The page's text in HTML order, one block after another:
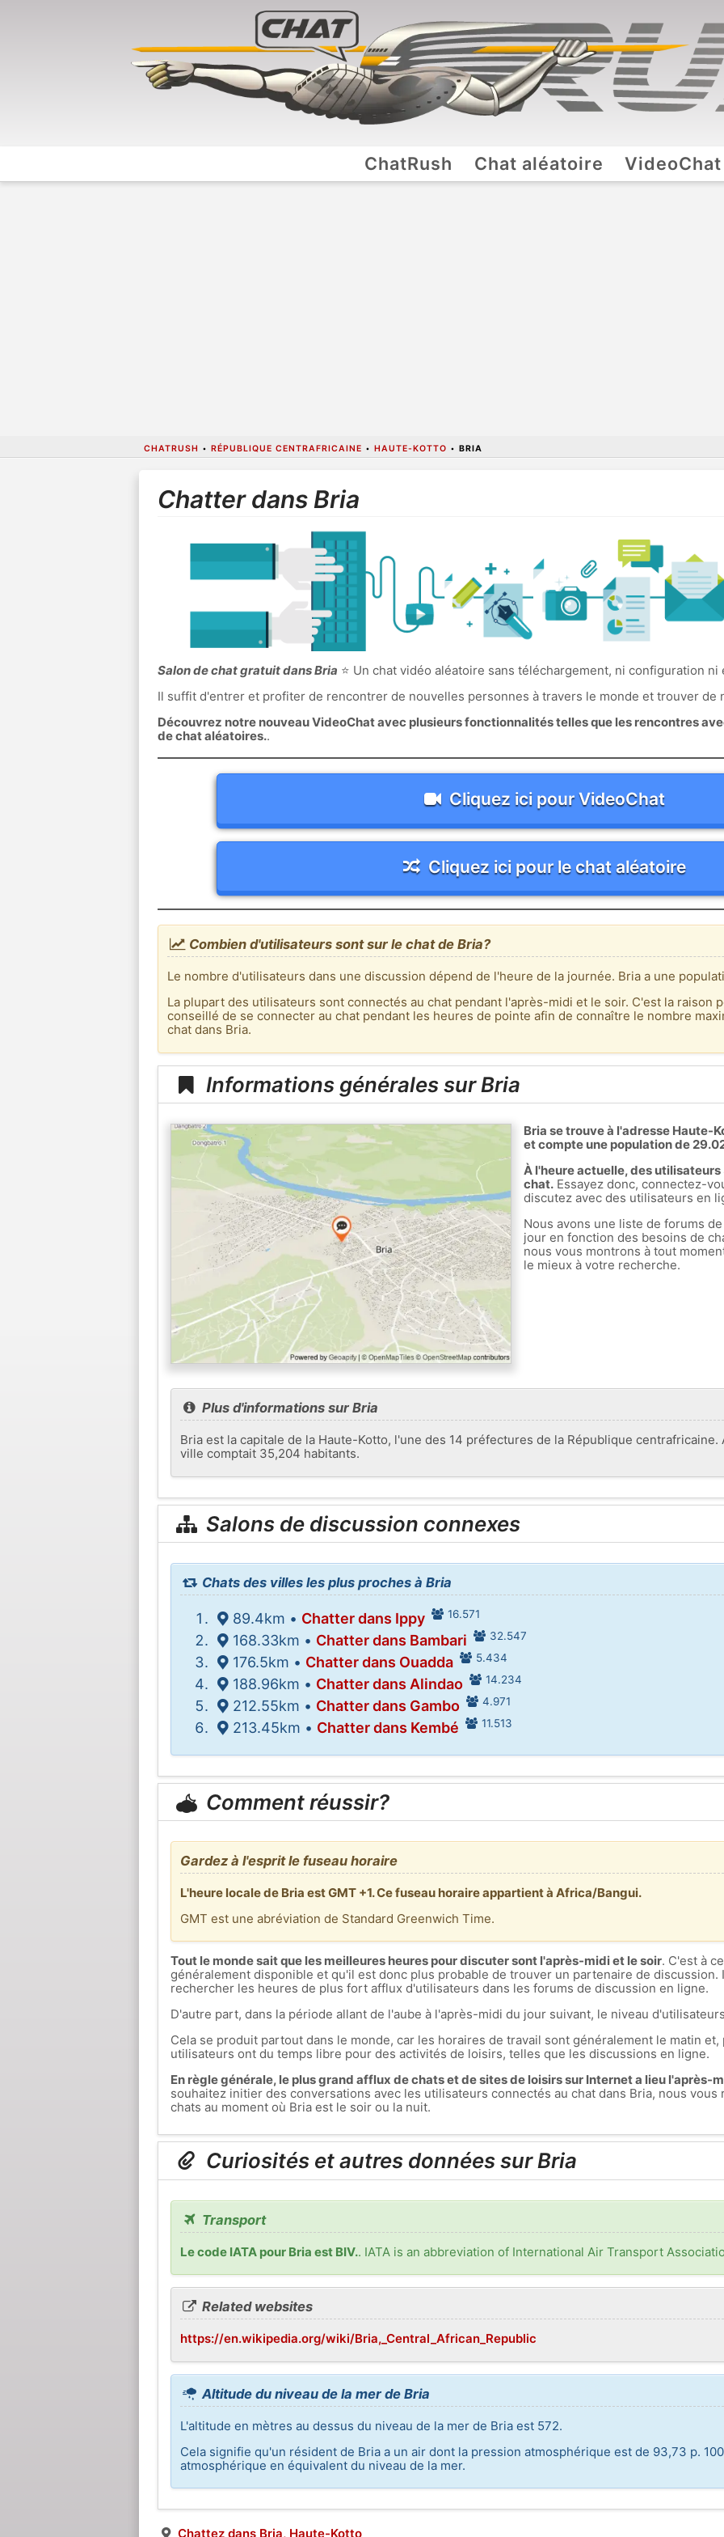
ChatRush Chat aléatoire VideoChat
CHATRUSH • RÉPUBLIQUE CENTRAFRICAINE • HAUTE-KOTTO • BRIA
Chatter dans Bria
Salon de chat gratuit dans Bria ⭐ Un chat vidéo aléatoire sans téléchargement, ni configuration
Il suffit d'entrer et profiter de rencontrer de nouvelles personnes à travers le monde et trouver de
Découvrez notre nouveau VideoChat avec plusieurs fonctionnalités telles que les rencontres
de chat aléatoires..
Cliquez ici pour VideoChat
Cliquez ici pour le chat aléatoire
Combien d'utilisateurs sont sur le chat de Bria?
Le nombre d'utilisateurs dans une discussion dépend de l'heure de la journée. Bria a une
La plupart des utilisateurs sont connectés au chat pendant l'après-midi et le soir. C'est la raison
conseillé de se connecter au chat pendant les heures de pointe afin de connaître le nombre
chat dans Bria.
Informations générales sur Bria
Bria se trouve à l'adresse Haute-
et compte une population de
À l'heure actuelle, des
chat.Essayez donc, connectez-
discutez avec des utilisateurs en
Nous avons une liste de forums
jour en fonction des besoins de
nous vous montrons à tout
le mieux à votre recherche.
Plus d'informations sur Bria
Bria est la capitale de la Haute-Kotto, l'une des 14 préfectures de la République
ville comptait 35,204 habitants.
Salons de discussion connexes
Chats des villes les plus proches à Bria
89.4km • Chatter dans Ippy 16.571
168.33km • Chatter dans Bambari 32.547
176.5km • Chatter dans Ouadda 5.434
188.96km • Chatter dans Alindao 14.234
212.55km • Chatter dans Gambo 4.971
213.45km • Chatter dans Kembé 11.513
Comment réussir?
Gardez à l'esprit le fuseau horaire
L'heure locale de Bria est GMT +1. Ce fuseau horaire appartient à Africa/Bangui.
GMT est une abréviation de Standard Greenwich Time.
Tout le monde sait que les meilleures heures pour discuter sont l'après-midi et le soir. C'est à
généralement disponible et qu'il est donc plus probable de trouver un partenaire de
rechercher les heures de plus fort afflux d'utilisateurs dans les forums de discussion en ligne.
D'autre part, dans la période allant de l'aube à l'après-midi du jour suivant, le niveau
Cela se produit partout dans le monde, car les horaires de travail sont généralement le matin
utilisateurs ont du temps libre pour des activités de loisirs, telles que les discussions en ligne.
En règle générale, le plus grand afflux de chats et de sites de loisirs sur Internet a lieu l'après-
souhaitez initier des conversations avec les utilisateurs connectés au chat dans Bria, nous vous
chats au moment où Bria est le soir ou la nuit.
Curiosités et autres données sur Bria
Transport
Le code IATA pour Bria est BIV.. IATA is an abbreviation of International Air Transport
Related websites
https://en.wikipedia.org/wiki/Bria,_Central_African_Republic
Altitude du niveau de la mer de Bria
L'altitude en mètres au dessus du niveau de la mer de Bria est 572.
Cela signifie qu'un résident de Bria a un air dont la pression atmosphérique est de 93,73 p.
atmosphérique en équivalent du niveau de la mer.
Chattez dans Bria, Haute-Kotto